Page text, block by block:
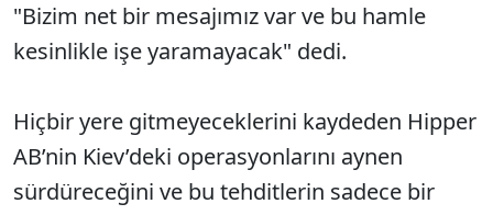
"Bizim net bir mesajımız var ve bu hamle
kesinlikle işe yaramayacak" dedi.
Hiçbir yere gitmeyeceklerini kaydeden Hipper
AB’nin Kiev’deki operasyonlarını aynen
sürdüreceğini ve bu tehditlerin sadece bir